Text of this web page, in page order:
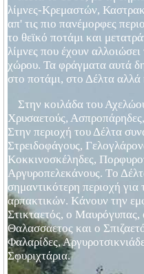
λίμνες-Κρεμαστών,
απ' τις πιο πανέμορφες
το θεϊκό ποτάμι και
λίμνες που έχουν
χώρου. Τα φράγματα αυτά
στο ποτάμι, στο Δέλτα
Στην κοιλάδα του
Χρυσαετούς,
Στην περιοχή του Δέλτα
Στρειδοφάγους,
Κοκκινοσκέληδες,
Αργυροπελεκάνους. Tο
σημαντικότερη περιοχή
αρπακτικών. Kάνουν την
Στικταετός, ο
Θαλασσαετος και ο
Φαλαρίδες,
Σφυριχτάρια.